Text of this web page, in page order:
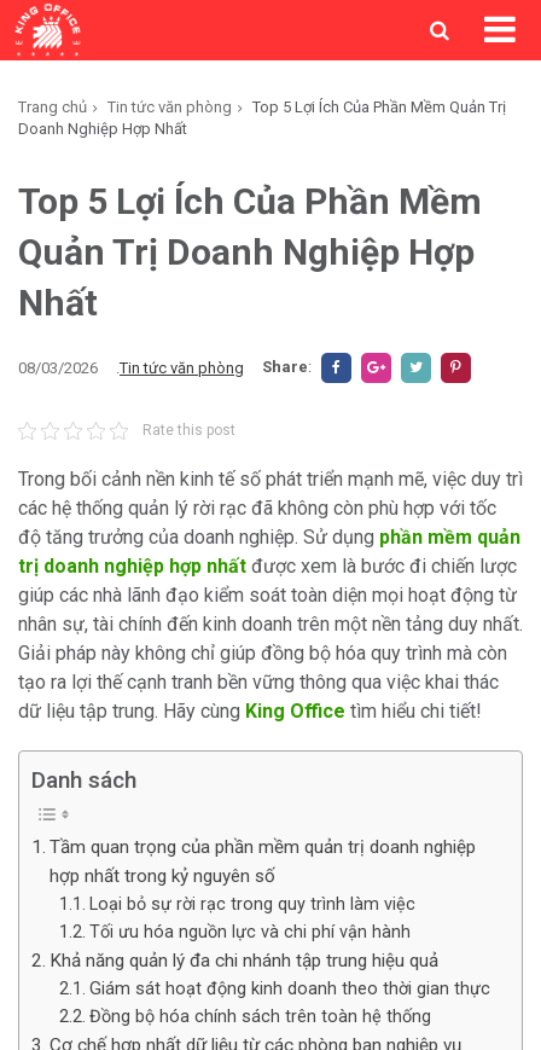
Trang chủ Tin tức văn phòng
Top 5 Lợi Ích Của Phần Mềm Quản Trị
Doanh Nghiệp Hợp Nhất
Top 5 Lợi Ích Của Phần Mềm
Quản Trị Doanh Nghiệp Hợp
Nhất
08/03/2026 .Tin tức văn phòng Share:
Rate this post
Trong bối cảnh nền kinh tế số phát triển mạnh mẽ, việc duy trì
các hệ thống quản lý rời rạc đã không còn phù hợp với tốc
độ tăng trưởng của doanh nghiệp. Sử dụng phần mềm quản
trị doanh nghiệp hợp nhất được xem là bước đi chiến lược
giúp các nhà lãnh đạo kiểm soát toàn diện mọi hoạt động từ
nhân sự, tài chính đến kinh doanh trên một nền tảng duy nhất.
Giải pháp này không chỉ giúp đồng bộ hóa quy trình mà còn
tạo ra lợi thế cạnh tranh bền vững thông qua việc khai thác
dữ liệu tập trung. Hãy cùng King Office tìm hiểu chi tiết!
Danh sách
Tầm quan trọng của phần mềm quản trị doanh nghiệp
hợp nhất trong kỷ nguyên số
Loại bỏ sự rời rạc trong quy trình làm việc
Tối ưu hóa nguồn lực và chi phí vận hành
Khả năng quản lý đa chi nhánh tập trung hiệu quả
Giám sát hoạt động kinh doanh theo thời gian thực
Đồng bộ hóa chính sách trên toàn hệ thống
Cơ chế hợp nhất dữ liệu từ các phòng ban nghiệp vụ